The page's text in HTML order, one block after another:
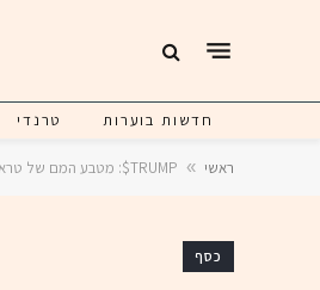
חדשות בוערות טרנדי
ראשי » TRUMP$: מטבע המם של טראמפ מזניק את שוק הקריפטו לשיאים חדשים
כסף